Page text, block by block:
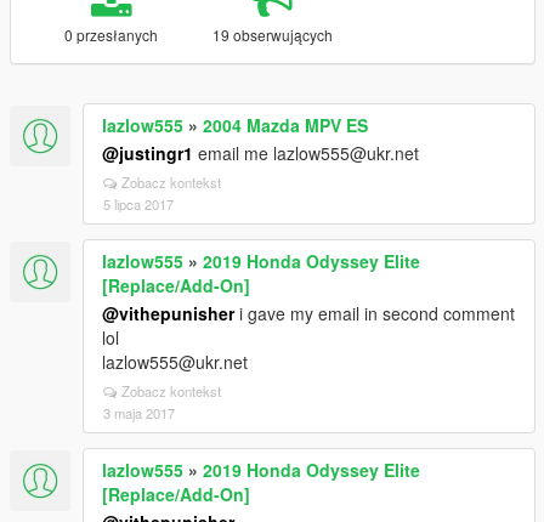
0 przesłanych 19 obserwujących
lazlow555 » 2004 Mazda MPV ES
@justingr1 email me lazlow555@ukr.net
Zobacz kontekst
5 lipca 2017
lazlow555 » 2019 Honda Odyssey Elite
[Replace/Add-On]
@vithepunisheri gave my email in second comment
lol
lazlow555@ukr.net
Zobacz kontekst
3 maja 2017
lazlow555 » 2019 Honda Odyssey Elite
[Replace/Add-On]